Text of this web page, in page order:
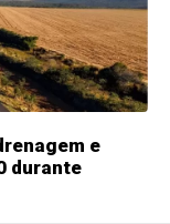
e
durante